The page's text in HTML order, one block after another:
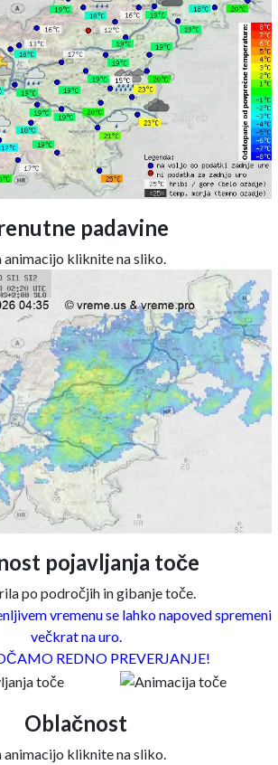
padavine
animacijo kliknite na sliko.
pojavljanja toče
po področjih in gibanje toče.
vremenu se lahko napoved spremeni
večkrat na uro.
REDNO PREVERJANJE!
Oblačnost
animacijo kliknite na sliko.